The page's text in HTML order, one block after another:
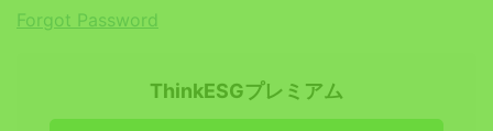
Forgot Password
ThinkESGプレミアム